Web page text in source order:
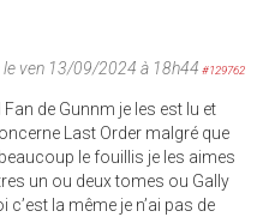
le ven 13/09/2024 à 18h44 #129762
de Gunnm je les est lu et
Last Order malgré que
le fouillis je les aimes
un ou deux tomes ou Gally
la même je n’ai pas de